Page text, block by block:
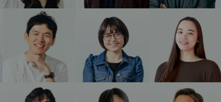
ポートフォリオ
ニュース
Podcast